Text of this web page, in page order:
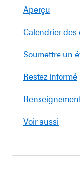
Aperçu
Calendrier des
Soumettre un
Restez informé
Voir aussi